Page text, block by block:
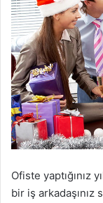
Ofiste yaptığınız
bir iş arkadaşınız